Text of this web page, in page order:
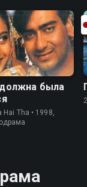
была
Hai Tha • 1998,